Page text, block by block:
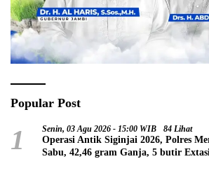
Popular Post
1 Senin, 03 Agu 2026 - 15:00 WIB 84 Lihat
Operasi Antik Siginjai 2026, Polres
Sabu, 42,46 gram Ganja, 5 butir